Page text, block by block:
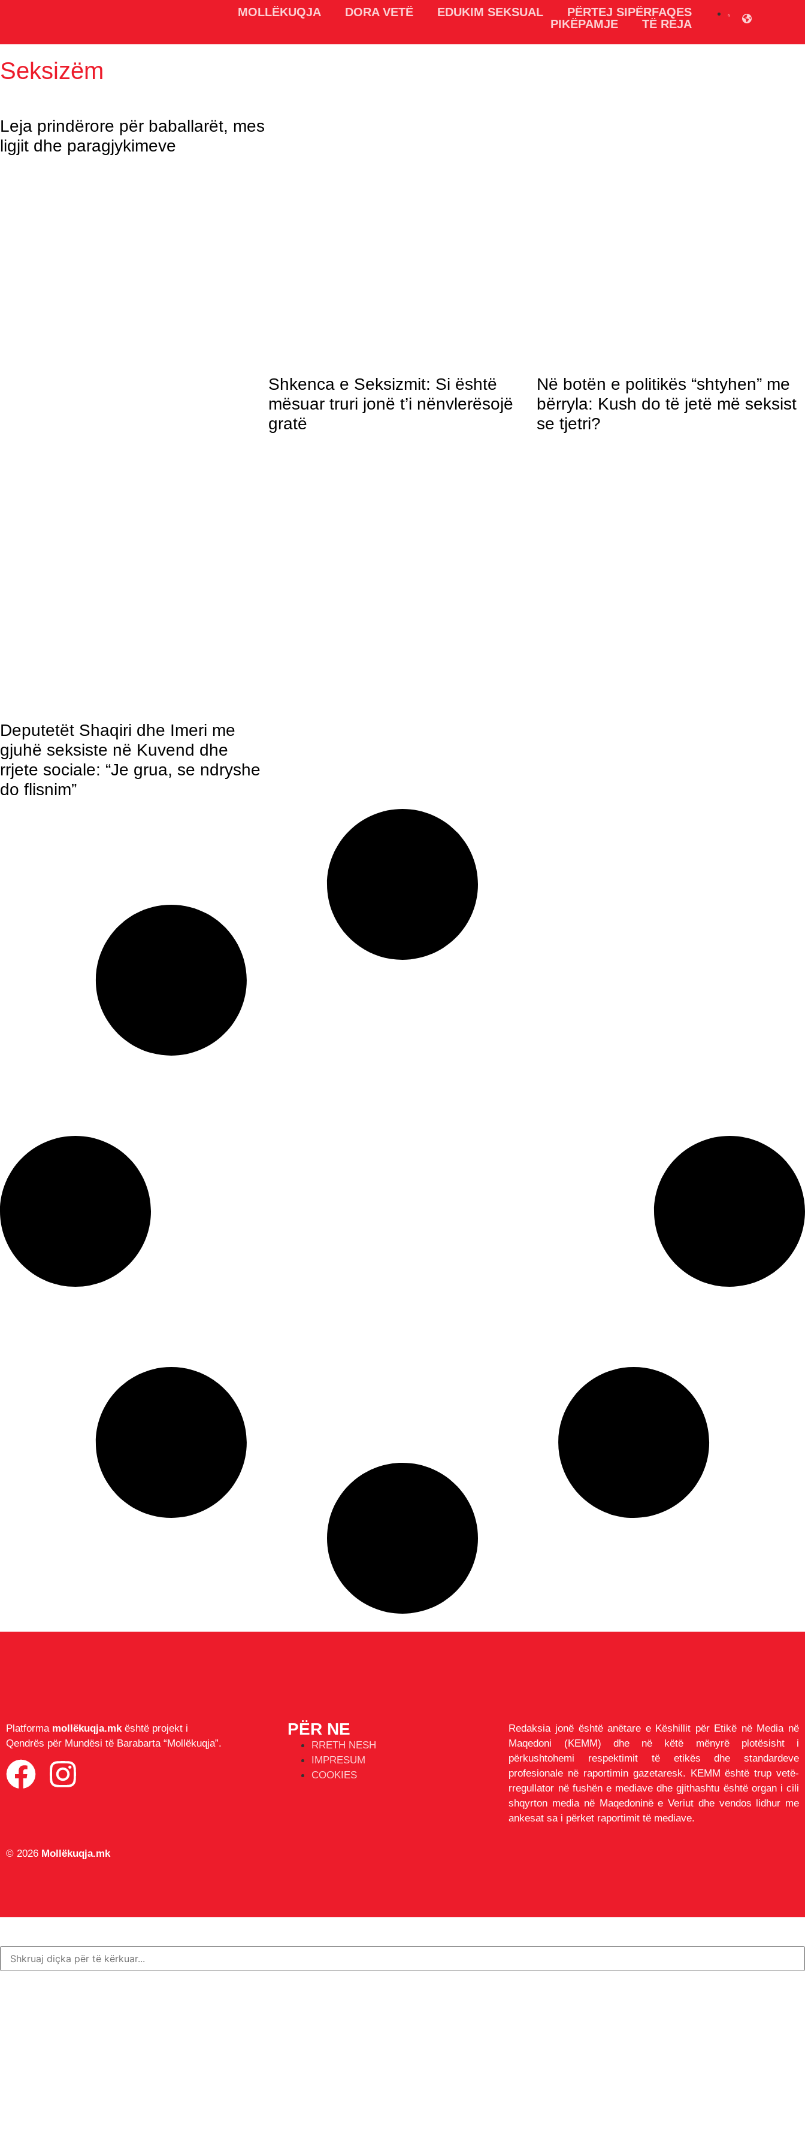
MOLLËKUQJA DORA VETË EDUKIM SEKSUAL
PËRTEJ SIPËRFAQES
PIKËPAMJE
TË REJA
Seksizëm
Leja prindërore për baballarët, mes
ligjit dhe paragjykimeve
Shkenca e Seksizmit: Si është
mësuar truri jonë t’i nënvlerësojë
gratë
Në botën e politikës “shtyhen” me
bërryla: Kush do të jetë më seksist
se tjetri?
Deputetët Shaqiri dhe Imeri me
gjuhë seksiste në Kuvend dhe
rrjete sociale: “Je grua, se ndryshe
do flisnim”
Platforma mollëkuqja.mk është projekt i
Qendrës për Mundësi të Barabarta “Mollëkuqja”.
PËR NE
RRETH NESH
IMPRESUM
COOKIES
Redaksia jonë është anëtare e Këshillit për Etikë në Media në
Maqedoni (KEMM) dhe në këtë mënyrë plotësisht i
përkushtohemi respektimit të etikës dhe standardeve
profesionale në raportimin gazetaresk. KEMM është trup vetë-
rregullator në fushën e mediave dhe gjithashtu është organ i cili
shqyrton media në Maqedoninë e Veriut dhe vendos lidhur me
ankesat sa i përket raportimit të mediave.
© 2026 Mollëkuqja.mk